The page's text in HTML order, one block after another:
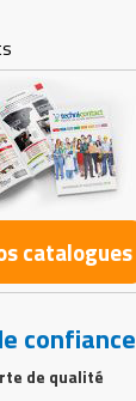
catalogues
confiance
de qualité